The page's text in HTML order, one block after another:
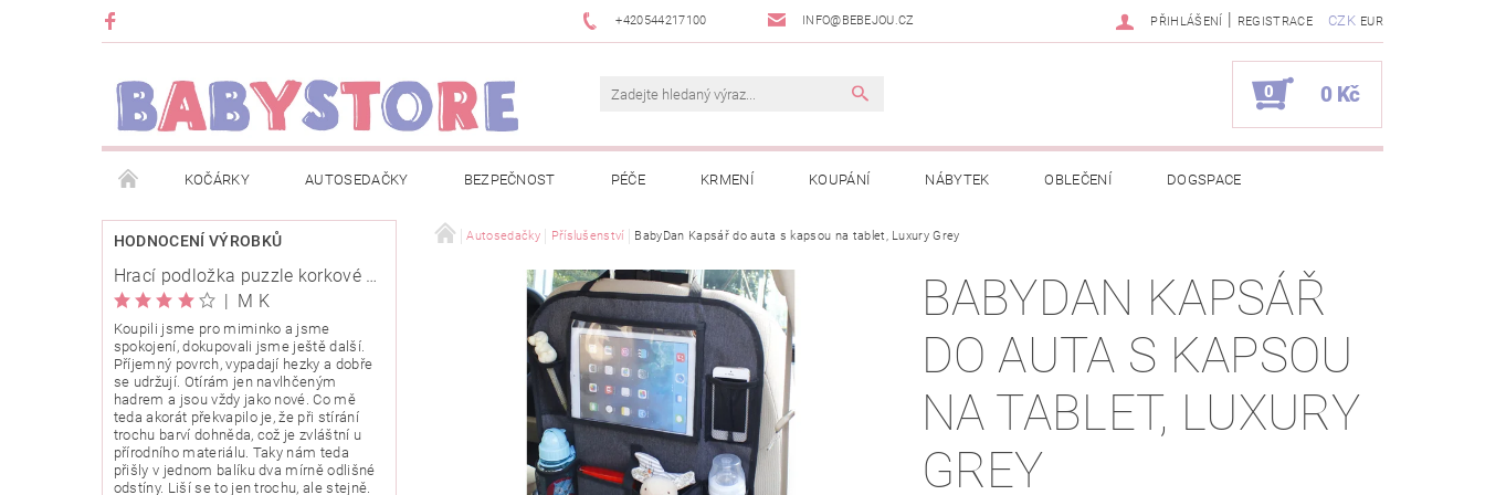
+420544217100 INFO@BEBEJOU.CZ CZK EUR
PŘIHLÁŠENÍ | REGISTRACE
0 0 Kč
KOČÁRKY AUTOSEDAČKY BEZPEČNOST PÉČE KRMENÍ KOUPÁNÍ NÁBYTEK OBLEČENÍ DOGSPACE
METRÁŽ ZNAČKY ROZBALENO NEBO Z VÝSTAVY JAK SPRÁVNĚ ÚRČIT VELIKOST JAK KOUPIT KOLEKCI Z BÉBÉ-JOU
OBCHODNÍ PODMÍNKY INFORMACE O EVIDENCI TRŽEB EET INFORMACE O ZPRACOVÁNÍ OSOBNÍCH ÚDAJŮ NAPIŠTE NÁM KONTAKTY
O NÁS KARIERA KLUB BABYSTORE NEWSLETTERY ODSTOUPENÍ OD SMLOUVY MOJE OBJEDNÁVKA
HODNOCENÍ VÝROBKŮ
Hrací podložka puzzle korkové 120x120cm
| M K
Koupili jsme pro miminko a jsme
spokojení, dokupovali jsme ještě další.
Příjemný povrch, vypadají hezky a dobře
se udržují. Otírám jen navlhčeným
hadrem a jsou vždy jako nové. Co mě
teda akorát překvapilo je, že při stírání
trochu barví dohněda, což je zvláštní u
přírodního materiálu. Taky nám teda
přišly v jednom balíku dva mírně odlišné
odstíny. Liší se to jen trochu, ale stejně.
Autosedačky Příslušenství BabyDan Kapsář do auta s kapsou na tablet, Luxury Grey
BABYDAN KAPSÁŘ
DO AUTA S KAPSOU
NA TABLET, LUXURY
GREY